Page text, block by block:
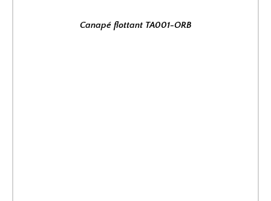
Canapé flottant TA001-ORB